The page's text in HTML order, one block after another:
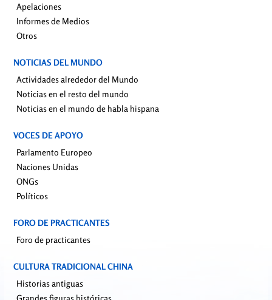
Apelaciones
Informes de Medios
Otros
NOTICIAS DEL MUNDO
Actividades alrededor del Mundo
Noticias en el resto del mundo
Noticias en el mundo de habla hispana
VOCES DE APOYO
Parlamento Europeo
Naciones Unidas
ONGs
Políticos
FORO DE PRACTICANTES
Foro de practicantes
CULTURA TRADICIONAL CHINA
Historias antiguas
Grandes figuras históricas